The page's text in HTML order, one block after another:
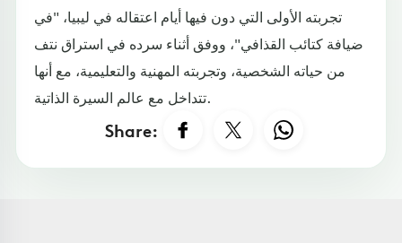
تجربته الأولى التي دون فيها أيام اعتقاله في ليبيا، "في
ضيافة كتائب القذافي"، ووفق أثناء سرده في استراق نتف
من حياته الشخصية، وتجربته المهنية والتعليمية، مع أنها
تتداخل مع عالم السيرة الذاتية.
Share: